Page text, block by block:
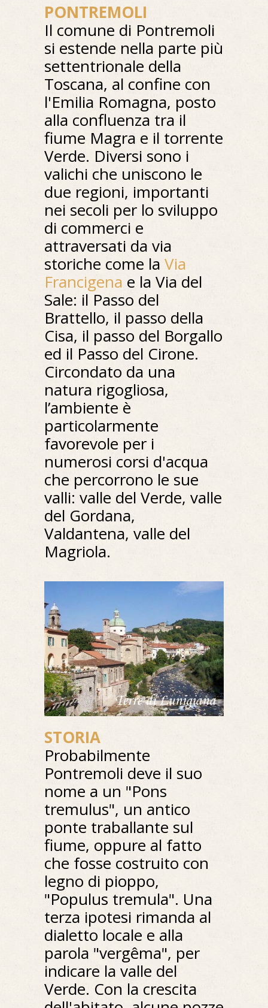
PONTREMOLI
Il comune di Pontremoli
si estende nella parte più
settentrionale della
Toscana, al confine con
l'Emilia Romagna, posto
alla confluenza tra il
fiume Magra e il torrente
Verde. Diversi sono i
valichi che uniscono le
due regioni, importanti
nei secoli per lo sviluppo
di commerci e
attraversati da via
storiche come la Via
Francigena e la Via del
Sale: il Passo del
Brattello, il passo della
Cisa, il passo del Borgallo
ed il Passo del Cirone.
Circondato da una
natura rigogliosa,
l’ambiente è
particolarmente
favorevole per i
numerosi corsi d'acqua
che percorrono le sue
valli: valle del Verde, valle
del Gordana,
Valdantena, valle del
Magriola.
STORIA
Probabilmente
Pontremoli deve il suo
nome a un "Pons
tremulus", un antico
ponte traballante sul
fiume, oppure al fatto
che fosse costruito con
legno di pioppo,
"Populus tremula". Una
terza ipotesi rimanda al
dialetto locale e alla
parola "vergêma", per
indicare la valle del
Verde. Con la crescita